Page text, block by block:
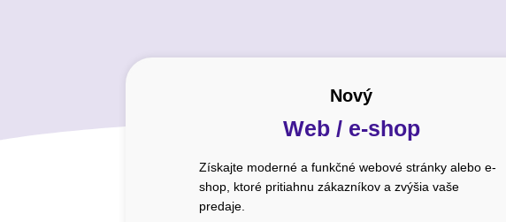
Nový
Web / e-shop
Získajte moderné a funkčné webové stránky alebo e-
shop, ktoré pritiahnu zákazníkov a zvýšia vaše
predaje.